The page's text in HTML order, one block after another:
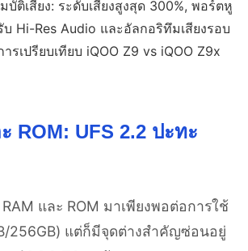
ROM: UFS 2.2 ปะทะ
และ ROM มาเพียงพอต่อการใช้
256GB) แต่ก็มีจุดต่างสำคัญซ่อนอยู่